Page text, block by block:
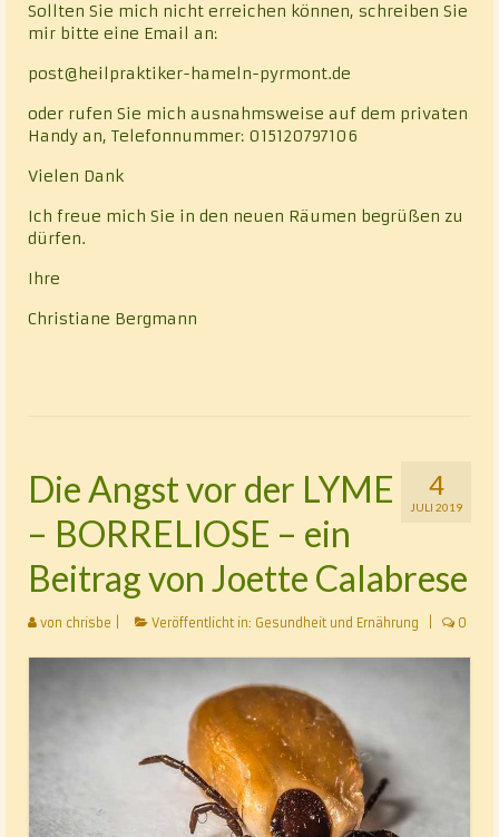
Datenschutz
Sollten Sie mich nicht erreichen können, schreiben Sie
mir bitte eine Email an:
post@heilpraktiker-hameln-pyrmont.de
oder rufen Sie mich ausnahmsweise auf dem privaten
Handy an, Telefonnummer: 015120797106
Vielen Dank
Ich freue mich Sie in den neuen Räumen begrüßen zu
dürfen.
Ihre
Christiane Bergmann
4
JULI 2019
Die Angst vor der LYME
– BORRELIOSE – ein
Beitrag von Joette Calabrese
von chrisbe Veröffentlicht in: Gesundheit und Ernährung 0